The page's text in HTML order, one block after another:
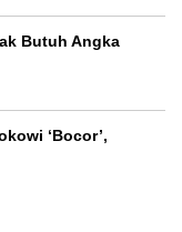
Butuh Angka
‘Bocor’,